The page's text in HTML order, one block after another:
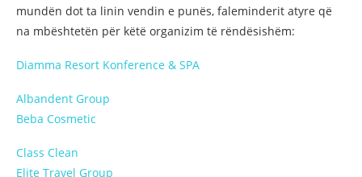
mundën dot ta linin vendin e punës, faleminderit atyre që
na mbështetën për këtë organizim të rëndësishëm:
Diamma Resort Konference & SPA
Albandent Group
Beba Cosmetic
Class Clean
Elite Travel Group